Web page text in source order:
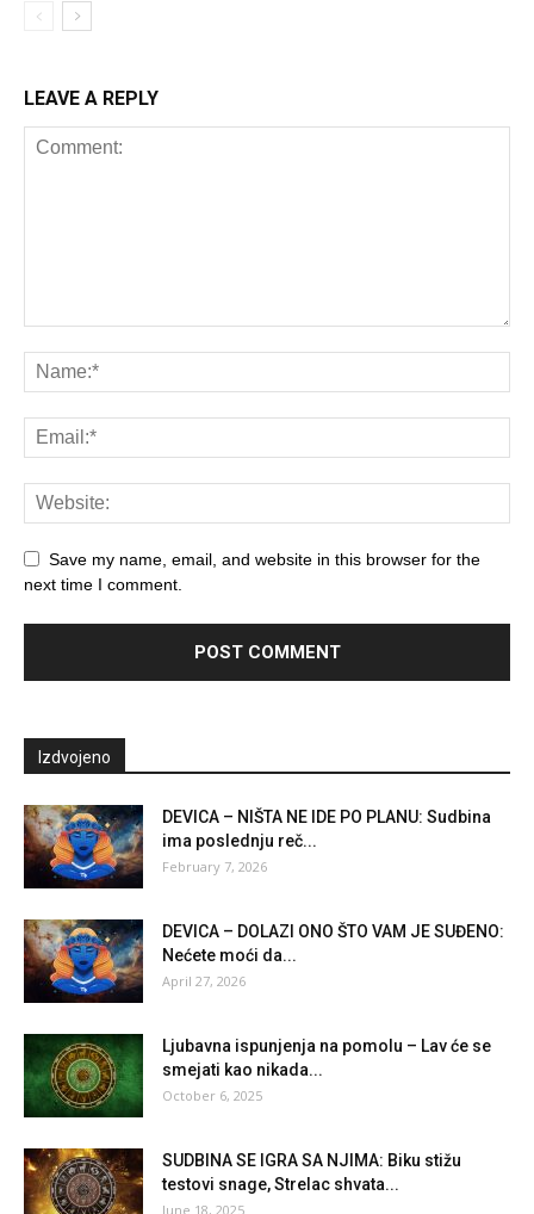
LEAVE A REPLY
Save my name, email, and website in this browser for the
next time I comment.
Izdvojeno
DEVICA – NIŠTA NE IDE PO PLANU: Sudbina
ima poslednju reč...
February 7, 2026
DEVICA – DOLAZI ONO ŠTO VAM JE SUĐENO:
Nećete moći da...
April 27, 2026
Ljubavna ispunjenja na pomolu – Lav će se
smejati kao nikada...
October 6, 2025
SUDBINA SE IGRA SA NJIMA: Biku stižu
testovi snage, Strelac shvata...
June 18, 2025